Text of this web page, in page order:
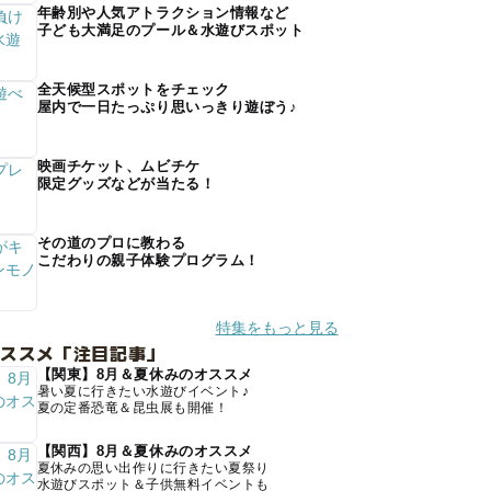
年齢別や人気アトラクション情報など
子ども大満足のプール＆水遊びスポット
全天候型スポットをチェック
屋内で一日たっぷり思いっきり遊ぼう♪
映画チケット、ムビチケ
限定グッズなどが当たる！
その道のプロに教わる
こだわりの親子体験プログラム！
特集をもっと見る
スメ「注目記事」
【関東】8月＆夏休みのオススメ
暑い夏に行きたい水遊びイベント♪
夏の定番恐竜＆昆虫展も開催！
【関西】8月＆夏休みのオススメ
夏休みの思い出作りに行きたい夏祭り
水遊びスポット＆子供無料イベントも